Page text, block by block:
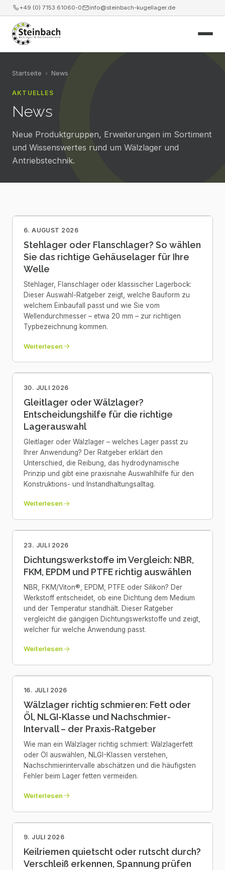
+49 (0) 7153 61060-0 info@steinbach-kugellager.de
Start
Produkte
News
Startseite › News
AKTUELLES
News
Neue Produktgruppen, Erweiterungen im Sortiment
und Wissenswertes rund um Wälzlager und
Antriebstechnik.
6. AUGUST 2026
Stehlager oder Flanschlager? So wählen
Sie das richtige Gehäuselager für Ihre
Welle
Stehlager, Flanschlager oder klassischer Lagerbock:
Dieser Auswahl-Ratgeber zeigt, welche Bauform zu
welchem Einbaufall passt und wie Sie vom
Wellendurchmesser – etwa 20 mm – zur richtigen
Typbezeichnung kommen.
Weiterlesen
30. JULI 2026
Gleitlager oder Wälzlager?
Entscheidungshilfe für die richtige
Lagerauswahl
Gleitlager oder Wälzlager – welches Lager passt zu
Ihrer Anwendung? Der Ratgeber erklärt den
Unterschied, die Reibung, das hydrodynamische
Prinzip und gibt eine praxisnahe Auswahlhilfe für den
Konstruktions- und Instandhaltungsalltag.
Weiterlesen
23. JULI 2026
Dichtungswerkstoffe im Vergleich: NBR,
FKM, EPDM und PTFE richtig auswählen
NBR, FKM/Viton®, EPDM, PTFE oder Silikon? Der
Werkstoff entscheidet, ob eine Dichtung dem Medium
und der Temperatur standhält. Dieser Ratgeber
vergleicht die gängigen Dichtungswerkstoffe und zeigt,
welcher für welche Anwendung passt.
Weiterlesen
16. JULI 2026
Wälzlager richtig schmieren: Fett oder
Öl, NLGI-Klasse und Nachschmier-
Intervall – der Praxis-Ratgeber
Wie man ein Wälzlager richtig schmiert: Wälzlagerfett
oder Öl auswählen, NLGI-Klassen verstehen,
Nachschmierintervalle abschätzen und die häufigsten
Fehler beim Lager fetten vermeiden.
Weiterlesen
9. JULI 2026
Keilriemen quietscht oder rutscht durch?
Verschleiß erkennen, Spannung prüfen